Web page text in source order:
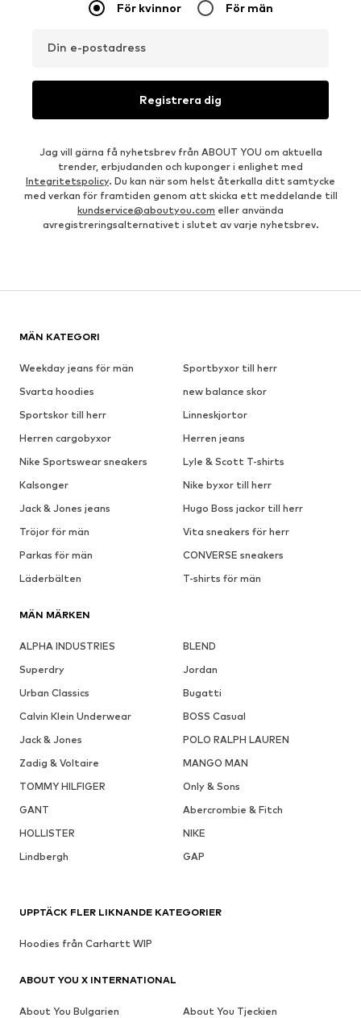
För kvinnor För män
Din e-postadress
Registrera dig
Jag vill gärna få nyhetsbrev från ABOUT YOU om aktuella
trender, erbjudanden och kuponger i enlighet med
Integritetspolicy. Du kan när som helst återkalla ditt samtycke
med verkan för framtiden genom att skicka ett meddelande till
kundservice@aboutyou.com eller använda
avregistreringsalternativet i slutet av varje nyhetsbrev.
MÄN KATEGORI
Weekday jeans för män
Sportbyxor till herr
Svarta hoodies
new balance skor
Sportskor till herr
Linneskjortor
Herren cargobyxor
Herren jeans
Nike Sportswear sneakers
Lyle & Scott T-shirts
Kalsonger
Nike byxor till herr
Jack & Jones jeans
Hugo Boss jackor till herr
Tröjor för män
Vita sneakers för herr
Parkas för män
CONVERSE sneakers
Läderbälten
T-shirts för män
MÄN MÄRKEN
ALPHA INDUSTRIES
BLEND
Superdry
Jordan
Urban Classics
Bugatti
Calvin Klein Underwear
BOSS Casual
Jack & Jones
POLO RALPH LAUREN
Zadig & Voltaire
MANGO MAN
TOMMY HILFIGER
Only & Sons
GANT
Abercrombie & Fitch
HOLLISTER
NIKE
Lindbergh
GAP
UPPTÄCK FLER LIKNANDE KATEGORIER
Hoodies från Carhartt WIP
ABOUT YOU X INTERNATIONAL
About You Bulgarien
About You Tjeckien